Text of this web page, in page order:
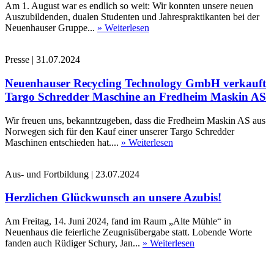
Am 1. August war es endlich so weit: Wir konnten unsere neuen
Auszubildenden, dualen Studenten und Jahrespraktikanten bei der
Neuenhauser Gruppe... » Weiterlesen
Presse | 31.07.2024
Neuenhauser Recycling Technology GmbH verkauft
Targo Schredder Maschine an Fredheim Maskin AS
Wir freuen uns, bekanntzugeben, dass die Fredheim Maskin AS aus
Norwegen sich für den Kauf einer unserer Targo Schredder
Maschinen entschieden hat.... » Weiterlesen
Aus- und Fortbildung | 23.07.2024
Herzlichen Glückwunsch an unsere Azubis!
Am Freitag, 14. Juni 2024, fand im Raum „Alte Mühle“ in
Neuenhaus die feierliche Zeugnisübergabe statt. Lobende Worte
fanden auch Rüdiger Schury, Jan... » Weiterlesen